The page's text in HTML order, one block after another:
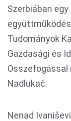
Szerbiában
Tudományok
Gazdasági és
Összefogással
Nadlukač.
Nenad